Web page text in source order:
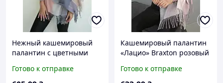
Нежный кашемировый
палантин с цветными
розовый + бирюзовый +
Готово к отправке
Кашемировый палантин
«Лацио» Braxton розовый
Готово к отправке